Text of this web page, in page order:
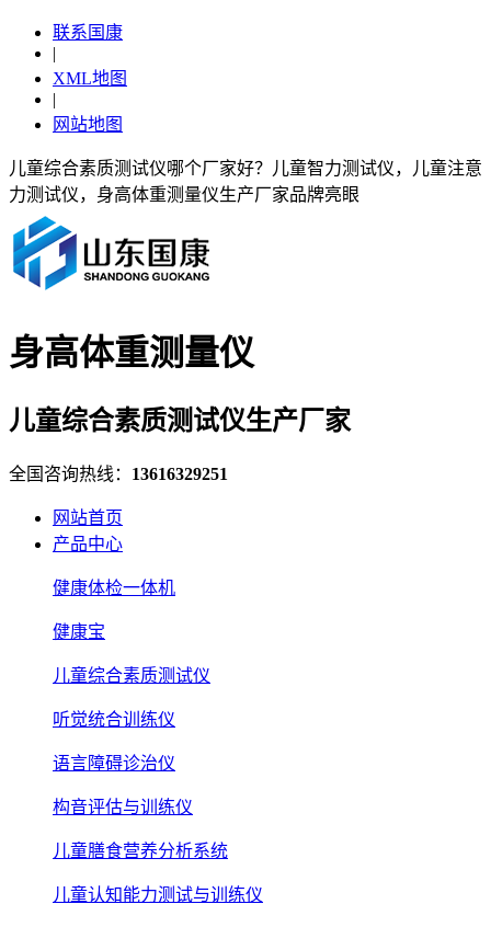
联系国康
|
XML地图
|
网站地图
儿童综合素质测试仪哪个厂家好？儿童智力测试仪，儿童注意
力测试仪，身高体重测量仪生产厂家品牌亮眼
身高体重测量仪
儿童综合素质测试仪生产厂家
全国咨询热线： 13616329251
网站首页
产品中心
健康体检一体机
健康宝
儿童综合素质测试仪
听觉统合训练仪
语言障碍诊治仪
构音评估与训练仪
儿童膳食营养分析系统
儿童认知能力测试与训练仪